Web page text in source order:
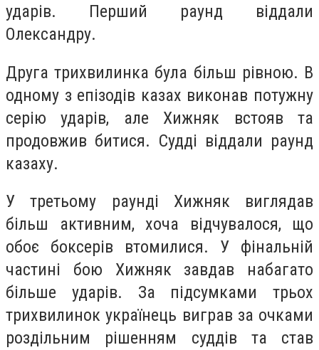
ударів. Перший раунд віддали
Олександру.
Друга трихвилинка була більш рівною. В
одному з епізодів казах виконав потужну
серію ударів, але Хижняк встояв та
продовжив битися. Судді віддали раунд
казаху.
У третьому раунді Хижняк виглядав
більш активним, хоча відчувалося, що
обоє боксерів втомилися. У фінальній
частині бою Хижняк завдав набагато
більше ударів. За підсумками трьох
трихвилинок українець виграв за очками
роздільним рішенням суддів та став